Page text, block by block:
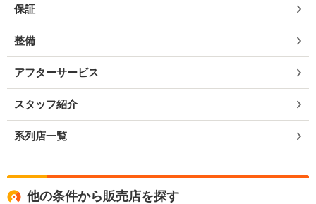
保証
整備
アフターサービス
スタッフ紹介
系列店一覧
他の条件から販売店を探す